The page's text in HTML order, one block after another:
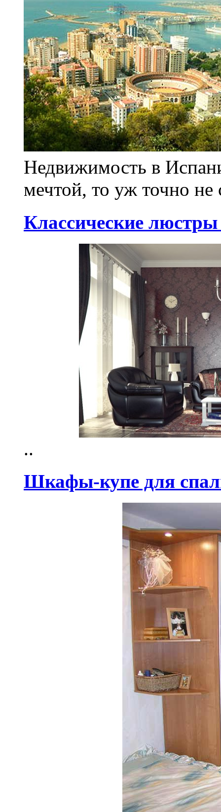
Недвижимость в
мечтой, то уж точно
Классические
..
Шкафы-купе для